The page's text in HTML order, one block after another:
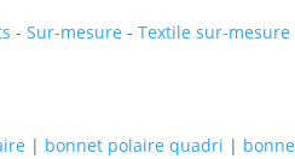
-Sur-mesure -Textile sur-mesure
| bonnet polaire quadri |